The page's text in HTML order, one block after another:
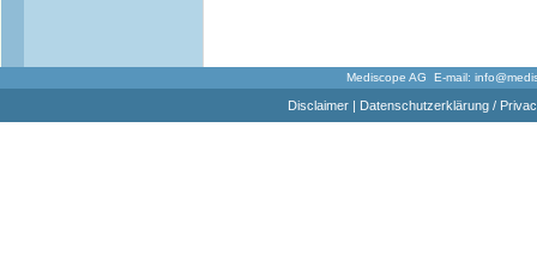
Mediscope AG E-mail:
Disclaimer| Datenschutzerklärung /